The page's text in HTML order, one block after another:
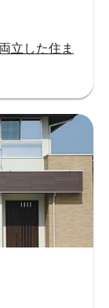
立した住ま